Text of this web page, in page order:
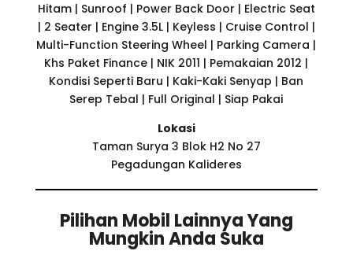
Hitam | Sunroof | Power Back Door | Electric Seat
| 2 Seater | Engine 3.5L | Keyless | Cruise Control |
Multi-Function Steering Wheel | Parking Camera |
Khs Paket Finance | NIK 2011 | Pemakaian 2012 |
Kondisi Seperti Baru | Kaki-Kaki Senyap | Ban
Serep Tebal | Full Original | Siap Pakai
Lokasi
Taman Surya 3 Blok H2 No 27
Pegadungan Kalideres
Pilihan Mobil Lainnya Yang
Mungkin Anda Suka